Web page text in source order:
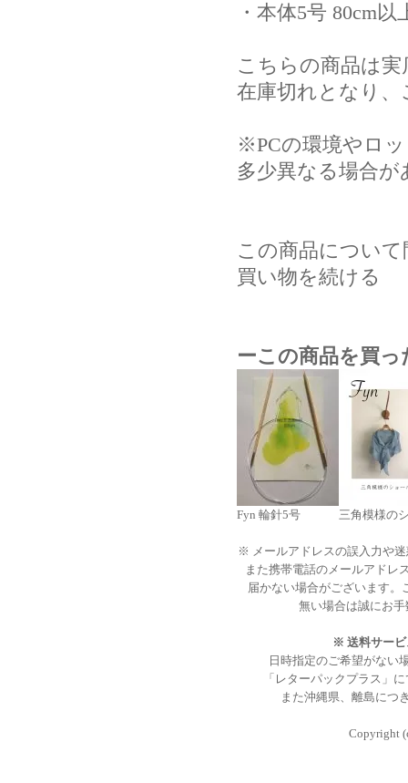
・ 本体5号 80cm以
こちらの商品は
在庫切れとなり
※PCの環境やロ
多少異なる場合が
この商品につい
買い物を続ける
ーこの商品を買
Fyn 輪針5号 三角模様の
※ メールアドレスの誤入力や
また携帯電話のメールアドレ
届かない場合がございます。
無い場合は誠にお
※ 送料サービ
日時指定のご希望がない
「レターパックプラス」
また沖縄県、離島につ
Copyright